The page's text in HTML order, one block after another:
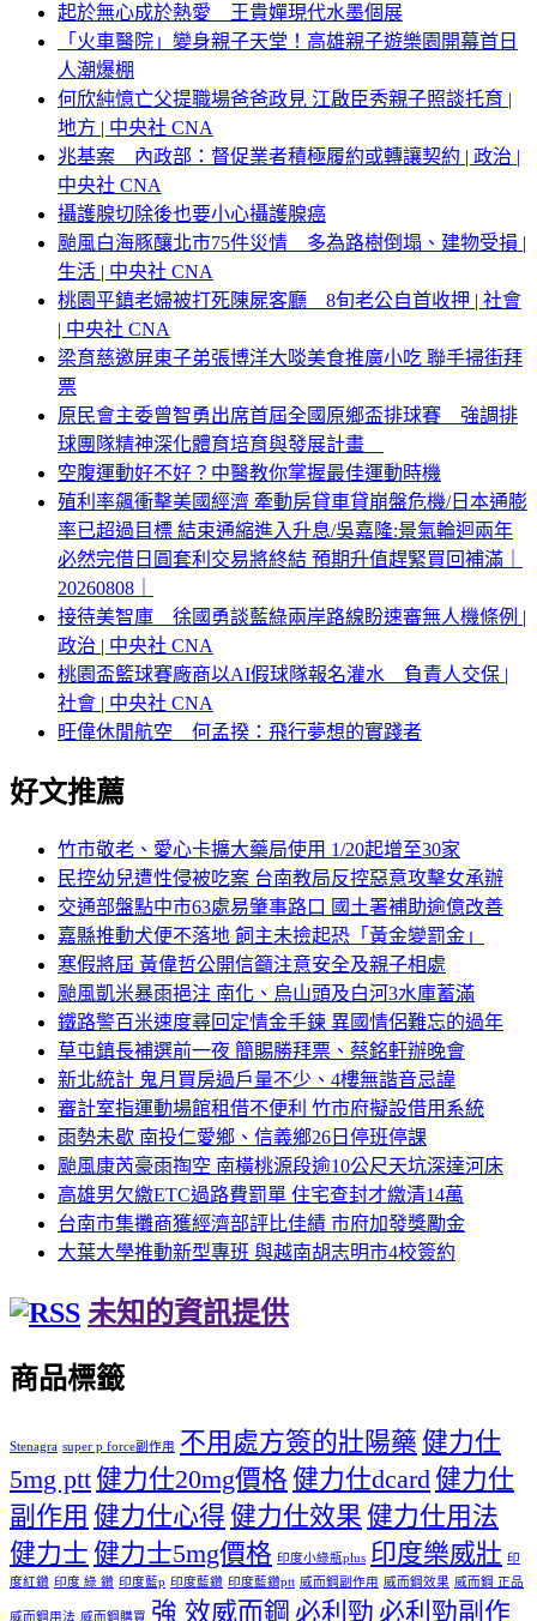
起於無心成於熱愛 王貴嬋現代水墨個展
「火車醫院」變身親子天堂！高雄親子遊樂園開幕首日
人潮爆棚
何欣純憶亡父提職場爸爸政見 江啟臣秀親子照談托育 |
地方 | 中央社 CNA
兆基案 內政部：督促業者積極履約或轉讓契約 | 政治 |
中央社 CNA
攝護腺切除後也要小心攝護腺癌
颱風白海豚釀北市75件災情 多為路樹倒塌、建物受損 |
生活 | 中央社 CNA
桃園平鎮老婦被打死陳屍客廳 8旬老公自首收押 | 社會
| 中央社 CNA
梁育慈邀屏東子弟張博洋大啖美食推廣小吃 聯手掃街拜
票
原民會主委曾智勇出席首屆全國原鄉盃排球賽 強調排
球團隊精神深化體育培育與發展計畫
空腹運動好不好？中醫教你掌握最佳運動時機
殖利率飆衝擊美國經濟 牽動房貸車貸崩盤危機/日本通膨
率已超過目標 結束通縮進入升息/吳嘉隆:景氣輪迴兩年
必然完借日圓套利交易將終結 預期升值趕緊買回補滿｜
20260808｜
接待美智庫 徐國勇談藍綠兩岸路線盼速審無人機條例 |
政治 | 中央社 CNA
桃園盃籃球賽廠商以AI假球隊報名灌水 負責人交保 |
社會 | 中央社 CNA
旺偉休閒航空 何孟揆：飛行夢想的實踐者
好文推薦
竹市敬老、愛心卡擴大藥局使用 1/20起增至30家
民控幼兒遭性侵被吃案 台南教局反控惡意攻擊女承辦
交通部盤點中市63處易肇事路口 國土署補助逾億改善
嘉縣推動犬便不落地 飼主未撿起恐「黃金變罰金」
寒假將屆 黃偉哲公開信籲注意安全及親子相處
颱風凱米暴雨挹注 南化、烏山頭及白河3水庫蓄滿
鐵路警百米速度尋回定情金手鍊 異國情侶難忘的過年
草屯鎮長補選前一夜 簡賜勝拜票、蔡銘軒辦晚會
新北統計 鬼月買房過戶量不少、4樓無諧音忌諱
審計室指運動場館租借不便利 竹市府擬設借用系統
雨勢未歇 南投仁愛鄉、信義鄉26日停班停課
颱風康芮豪雨掏空 南橫桃源段逾10公尺天坑深達河床
高雄男欠繳ETC過路費罰單 住宅查封才繳清14萬
台南市集攤商獲經濟部評比佳績 市府加發獎勵金
大葉大學推動新型專班 與越南胡志明市4校簽約
未知的資訊提供
商品標籤
Stenagra super p force副作用 不用處方簽的壯陽藥 健力仕
5mg ptt健力仕20mg價格健力仕dcard健力仕
副作用 健力仕心得 健力仕效果 健力仕用法
健力士 健力士5mg價格 印度小綠瓶plus 印度樂威壯 印
度紅鑽 印度 綠 鑽 印度藍p 印度藍鑽 印度藍鑽ptt 威而鋼副作用 威而鋼效果 威而鋼 正品
威而鋼用法 威而鋼購買 強 效威而鋼 必利勁 必利勁副作